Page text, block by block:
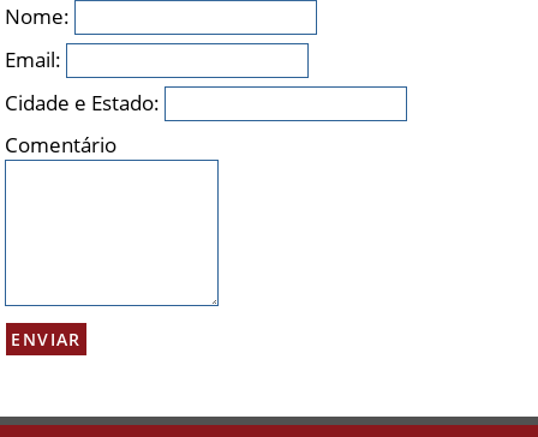
Nome:
Email:
Cidade e Estado:
Comentário